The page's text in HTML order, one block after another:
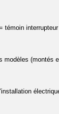
témoin
modèles (montés